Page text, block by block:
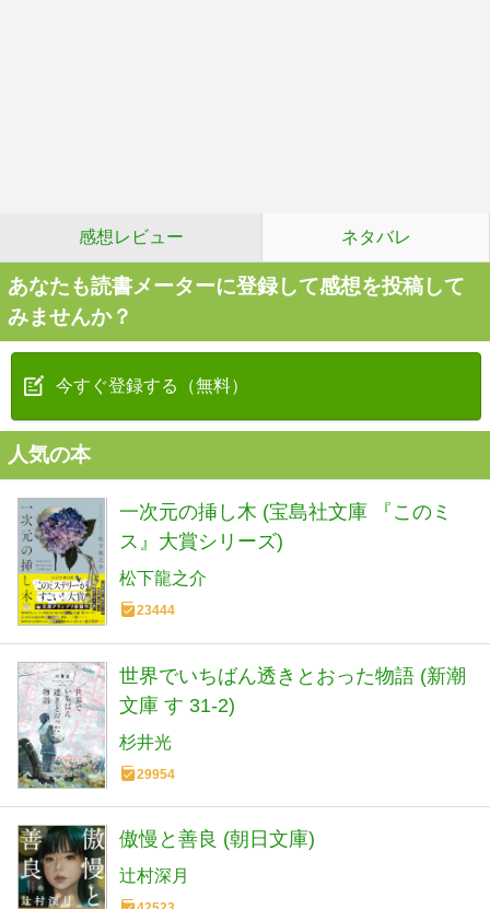
感想レビュー ネタバレ
あなたも読書メーターに登録して感想を投稿して
みませんか？
今すぐ登録する（無料）
人気の本
一次元の挿し木 (宝島社文庫 『このミ
ス』大賞シリーズ)
松下龍之介
23444
世界でいちばん透きとおった物語 (新潮
文庫 す 31-2)
杉井光
29954
傲慢と善良 (朝日文庫)
辻村深月